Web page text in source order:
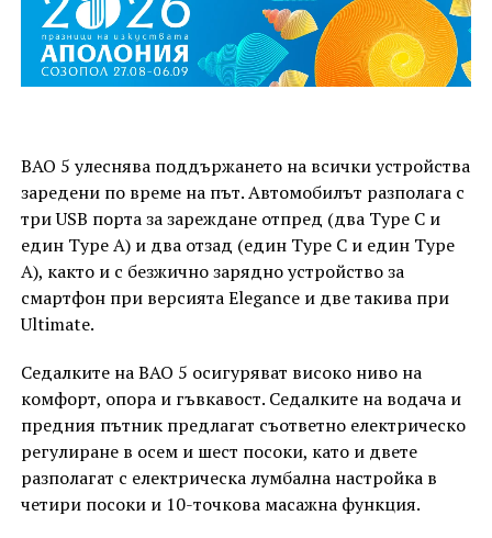
BAO 5 улеснява поддържането на всички устройства
заредени по време на път. Автомобилът разполага с
три USB порта за зареждане отпред (два Type C и
един Type A) и два отзад (един Type C и един Type
A), както и с безжично зарядно устройство за
смартфон при версията Elegance и две такива при
Ultimate.
Седалките на BAO 5 осигуряват високо ниво на
комфорт, опора и гъвкавост. Седалките на водача и
предния пътник предлагат съответно електрическо
регулиране в осем и шест посоки, като и двете
разполагат с електрическа лумбална настройка в
четири посоки и 10-точкова масажна функция.